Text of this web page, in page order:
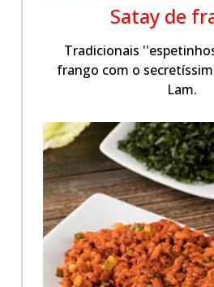
Satay de
Tradicionais
frango com o
Lam.